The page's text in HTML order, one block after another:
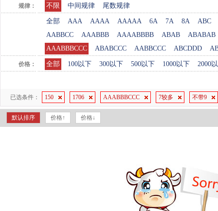
规律： 不限 中间规律 尾数规律
全部 AAA AAAA AAAAA 6A 7A 8A
ABC
AABBCC
AAABBB AAAABBBB ABAB
ABABAB
AAABBBCCC
ABABCCC AABBCCC ABCDDD
价格： 全部 100以下 300以下 500以下 1000以下 2000
已选条件： 150 1706 AAABBBCCC 7较多 不带9
默认排序 价格↑ 价格↓